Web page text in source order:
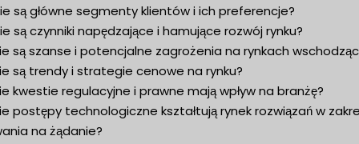
są główne segmenty klientów i ich preferencje?
są czynniki napędzające i hamujące rozwój rynku?
są szanse i potencjalne zagrożenia na rynkach
są trendy i strategie cenowe na rynku?
kwestie regulacyjne i prawne mają wpływ na branżę?
postępy technologiczne kształtują rynek rozwiązań w
na żądanie?